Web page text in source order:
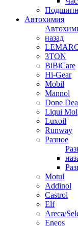
Автохимия
назад
3TON
BiBiCare
Hi-Gear
Mobil
Mannol
Done
Liqui
Luxoil
Runway
Разное
Motul
Addinol
Castrol
Elf
Areca/
Eneos